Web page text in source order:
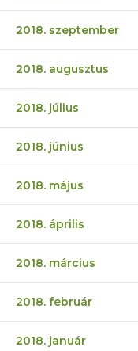
2018. szeptember
2018. augusztus
2018. július
2018. június
2018. május
2018. április
2018. március
2018. február
2018. január